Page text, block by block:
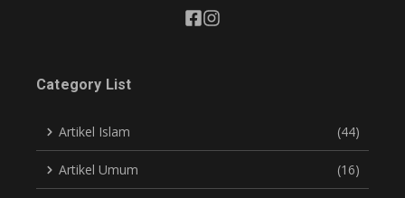
Category List
Artikel Islam (44)
Artikel Umum (16)